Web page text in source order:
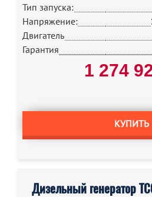
Тип запуска:
Напряжение:
Двигатель
Гарантия
1 274
КУПИТЬ
Дизельный генератор